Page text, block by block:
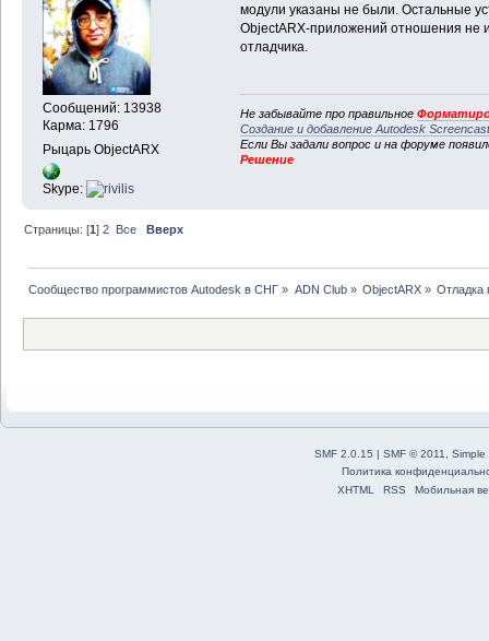
Сообщений: 13938
Карма: 1796
Рыцарь ObjectARX
Skype:
модули указаны не были. Остальные
ObjectARX-приложений отношения не
отладчика.
Не забывайте про правильное
Создание и добавление Autodesk
Если Вы задали вопрос и на форуме
Решение
Страницы: [1]2 Все Вверх
Сообщество программистов Autodesk в СНГ » ADN Club» ObjectARX» Отладка
SMF 2.0.15 | SMF © 2011
Simple
Политика
XHTML
RSS Мобильная